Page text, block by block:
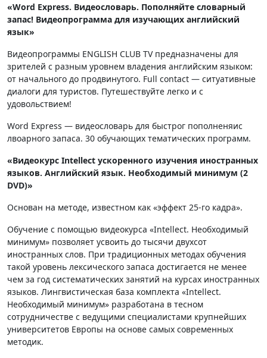
«Word Express. Видеословарь. Пополняйте словарный
запас! Видеопрограмма для изучающих английский
язык»
Видеопрограммы ENGLISH CLUB TV предназначены для
зрителей с разным уровнем владения английским языком:
от начального до продвинутого. Full contact — ситуативные
диалоги для туристов. Путешествуйте легко и с
удовольствием!
Word Express — видеословарь для быстрог пополненяис
лвоарного запаса. 30 обучающих тематических программ.
«Видеокурс Intellect ускоренного изучения иностранных
языков. Английский язык. Необходимый минимум (2
DVD)»
Основан на методе, известном как «эффект 25-го кадра».
Обучение с помощью видеокурса «Intellect. Необходимый
минимум» позволяет усвоить до тысячи двухсот
иностранных слов. При традиционных методах обучения
такой уровень лексического запаса достигается не менее
чем за год систематических занятий на курсах иностранных
языков. Лингвистическая база комплекта «Intellect.
Необходимый минимум» разработана в тесном
сотрудничестве с ведущими специалистами крупнейших
университетов Европы на основе самых современных
методик.